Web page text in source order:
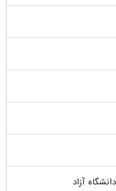
آزاد